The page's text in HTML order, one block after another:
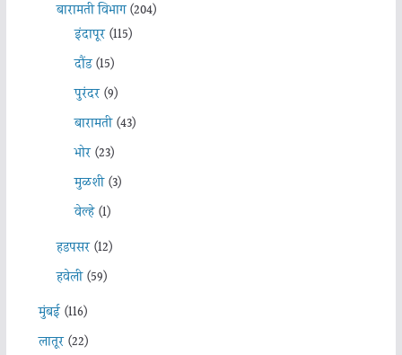
बारामती विभाग(204)
इंदापूर(115)
दौंड(15)
पुरंदर(9)
बारामती(43)
भोर(23)
मुळशी(3)
वेल्हे(1)
हडपसर(12)
हवेली(59)
मुंबई(116)
लातूर(22)